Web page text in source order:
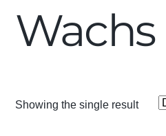
Wachs
Showing the single result